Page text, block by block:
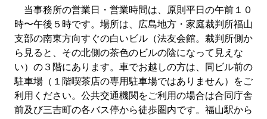
当事務所の営業日・営業時間は、原則平日の午前１０
時〜午後５時です。場所は、広島地方・家庭裁判所福山
支部の南東方向すぐの白いビル（法友会館。裁判所側か
ら見ると、その北側の茶色のビルの陰になって見えな
い）の３階にあります。車でお越しの方は、同ビル前の
駐車場（１階喫茶店の専用駐車場ではありません）をご
利用ください。公共交通機関をご利用の場合は合同庁舎
前及び三吉町の各バス停から徒歩圏内です。福山駅から